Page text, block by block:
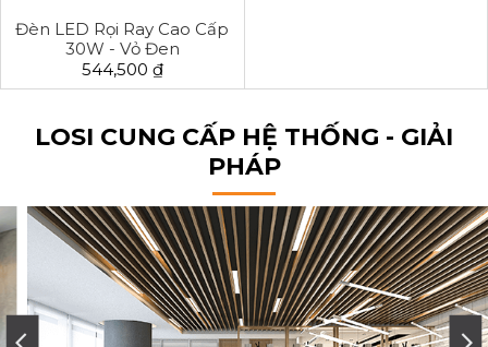
Đèn LED Rọi Ray Cao Cấp
30W - Vỏ Đen
544,500 ₫
LOSI CUNG CẤP HỆ THỐNG - GIẢI
PHÁP